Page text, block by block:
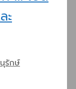
ะ
รักษ์